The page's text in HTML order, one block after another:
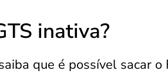
inativa?
que é possível sacar o